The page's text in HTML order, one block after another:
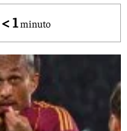
< 1 minuto